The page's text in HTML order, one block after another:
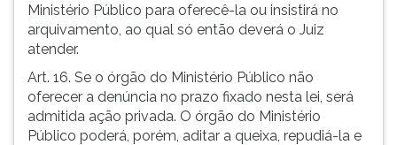
Ministério Público para oferecê-la ou insistirá no
arquivamento, ao qual só então deverá o Juiz
atender.
Art. 16. Se o órgão do Ministério Público não
oferecer a denúncia no prazo fixado nesta lei, será
admitida ação privada. O órgão do Ministério
Público poderá, porém, aditar a queixa, repudiá-la e